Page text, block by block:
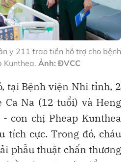
y 211 trao tiền hỗ trợ cho bệnh
Kunthea. Ảnh: ĐVCC
tại Bệnh viện Nhi tỉnh, 2
Ca Na (12 tuổi) và Heng
con chị Pheap Kunthea
tích cực. Trong đó, cháu
phẫu thuật chấn thương